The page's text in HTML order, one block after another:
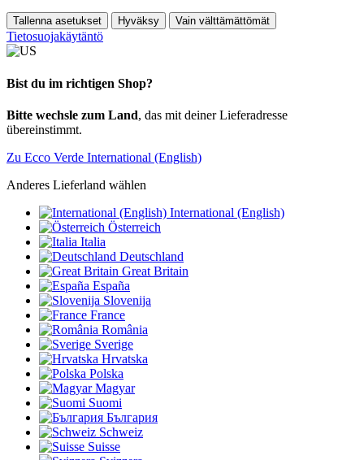
Tallenna asetukset Hyväksy Vain välttämättömät
Tietosuojakäytäntö
Bist du im richtigen Shop?
Bitte wechsle zum Land, das mit deiner Lieferadresse
übereinstimmt.
Zu Ecco Verde International (English)
Anderes Lieferland wählen
International (English)
Österreich
Italia
Deutschland
Great Britain
España
Slovenija
France
România
Sverige
Hrvatska
Polska
Magyar
Suomi
България
Schweiz
Suisse